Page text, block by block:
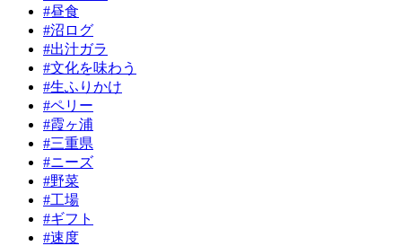
#昼食
#沼ログ
#出汁ガラ
#文化を味わう
#生ふりかけ
#ペリー
#霞ヶ浦
#三重県
#ニーズ
#野菜
#工場
#ギフト
#速度